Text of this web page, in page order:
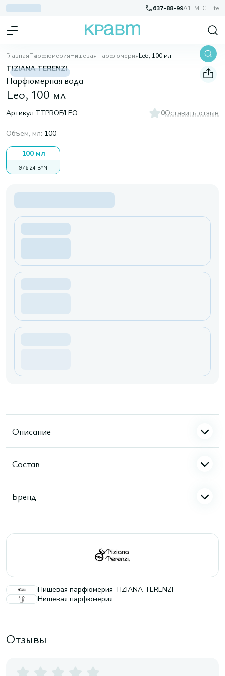
637-88-99A1, МТС, Life
ГлавнаяПарфюмерияНишевая парфюмерияLeo, 100 мл
TIZIANA TERENZI
Парфюмерная вода
Leo, 100 мл
Артикул:TTPROF/LEO 0Оставить отзыв
Объем, мл: 100
100 мл
976,24 BYN
Описание
Состав
Бренд
Нишевая парфюмерия TIZIANA TERENZI
Нишевая парфюмерия
Отзывы